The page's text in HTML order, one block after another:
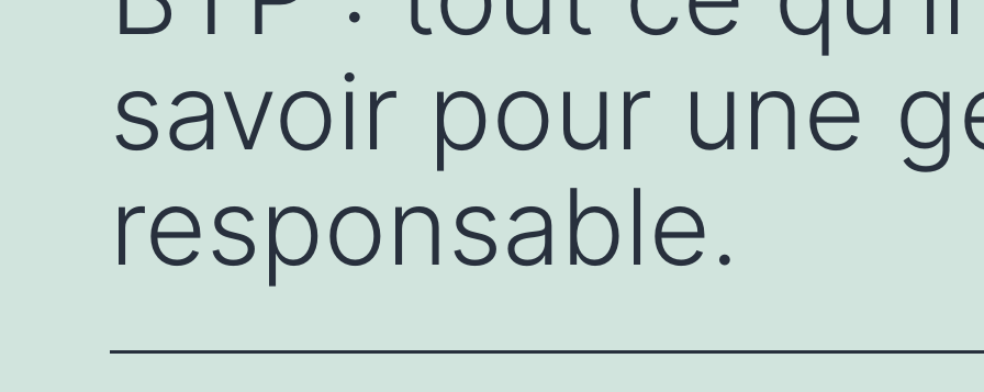
savoir pour une
responsable.